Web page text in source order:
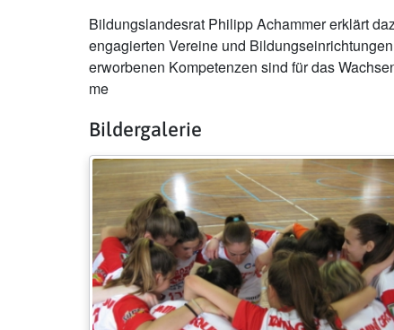
Bildungslandesrat Philipp Achammer erklärt
engagierten Vereine und
erworbenen Kompetenzen sind für das
me
Bildergalerie